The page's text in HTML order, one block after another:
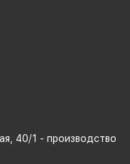
40/1 - производство